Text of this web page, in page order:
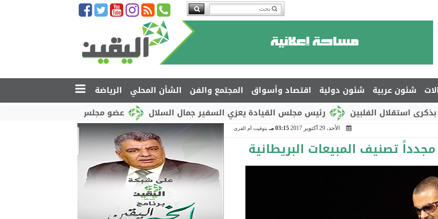
شئون عربية شئون دولية اقتصاد وأسواق المجتمع والفن الشأن المحلي
الرياضة
عضو مجلس القيادة محمود الصبيحي يدشّن
رئيس مجلس القيادة يعزي السفير جمال السلال الفلبين
الأحد، 29 أكتوبر 2017 03:15 مـ بتوقيت أم القرى
تصنيف المبيعات البريطانية